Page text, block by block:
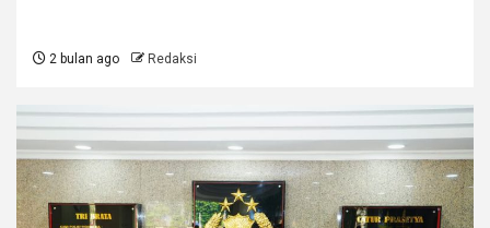
2 bulan ago Redaksi